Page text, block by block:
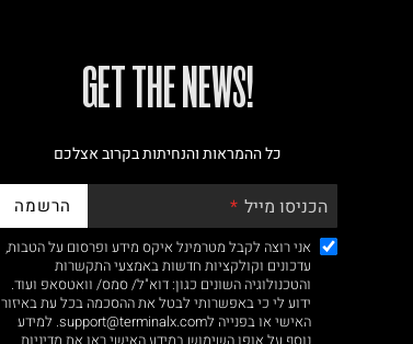
!GET THE NEWS
כל ההמראות והנחיתות בקרוב אצלכם
הכניסו מייל הרשמה
אני רוצה לקבל מטרמינל איקס מידע ופרסום על הטבות,
עדכונים וקולקציות חדשות באמצעי התקשרות
והטכנולוגיה השונים כגון: דוא"ל/ סמס/ וואטסאפ ועוד.
ידוע לי כי באפשרותי לבטל את ההסכמה בכל עת באיזור
האישי או בפנייה לsupport@terminalx.com. למידע
נוסף על אופן השימוש במידע האישי ראו את מדיניות